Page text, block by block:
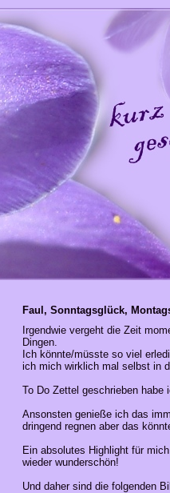
Faul, Sonntagsglück,
Irgendwie vergeht die Zeit
Dingen.
Ich könnte/müsste so viel
ich mich wirklich mal selbst in
To Do Zettel geschrieben
Ansonsten genieße ich das
dringend regnen aber das
Ein absolutes Highlight für
wieder wunderschön!
Und daher sind die folgenden